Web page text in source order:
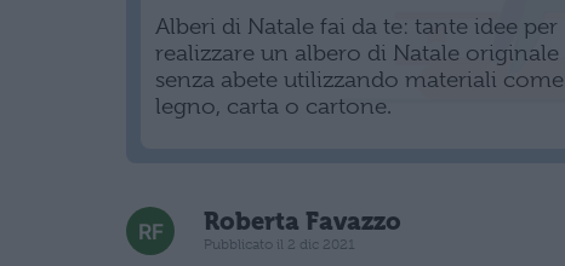
Alberi di Natale fai da te: tante idee per
realizzare un albero di Natale originale
senza abete utilizzando materiali come
legno, carta o cartone.
Roberta Favazzo
Pubblicato il 2 dic 2021